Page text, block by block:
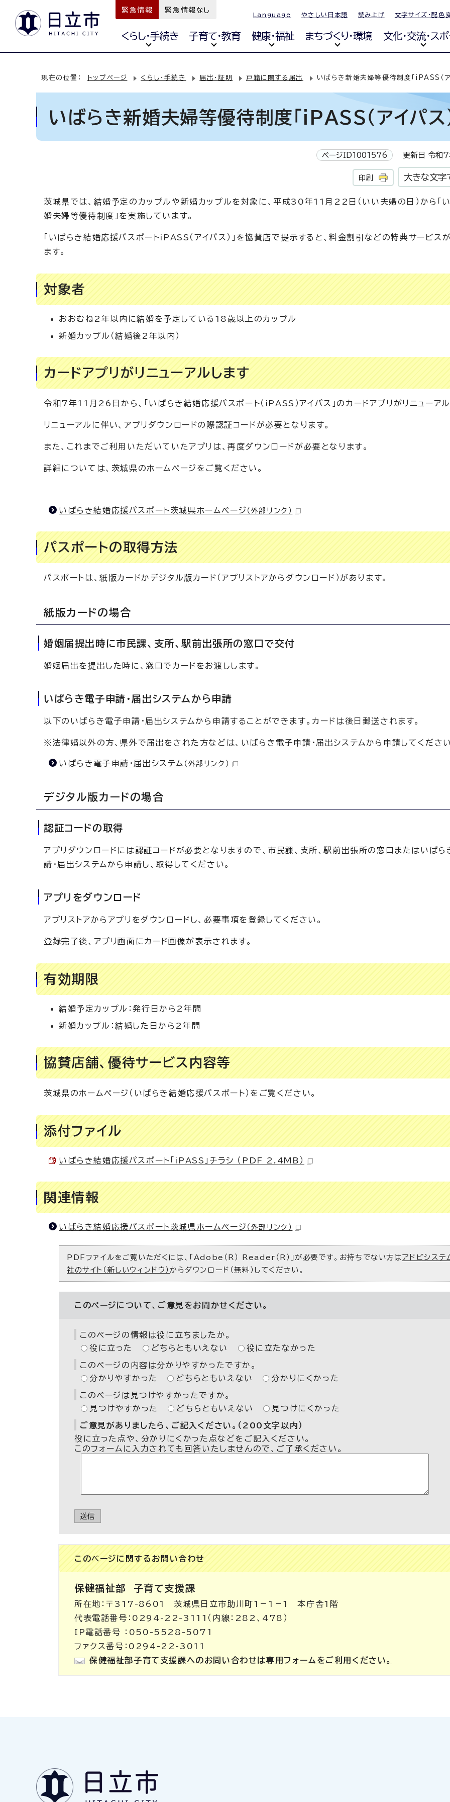
緊急情報 緊急情報なし
Language やさしい日本語 読み上げ 文字サイズ・配色
くらし・手続き 子育て・教育 健康・福祉 まちづくり・環境 文化・交流・ス
現在の位置： トップページ くらし・手続き 届出・証明 戸籍に関する届出 いばらき新婚夫婦等優待制度「iPASS（ア
いばらき新婚夫婦等優待制度「iPASS（アイパス
ページID1001576 更新日 令和7
印刷 大きな文字
茨城県では、結婚予定のカップルや新婚カップルを対象に、平成30年11月22日（いい夫婦の日）から「
婚夫婦等優待制度」を実施しています。
「いばらき結婚応援パスポートiPASS（アイパス）」を協賛店で提示すると、料金割引などの特典サービス
ます。
対象者
おおむね2年以内に結婚を予定している18歳以上のカップル
新婚カップル（結婚後2年以内）
カードアプリがリニューアルします
令和7年11月26日から、「いばらき結婚応援パスポート（iPASS）アイパス」のカードアプリがリニューアル
リニューアルに伴い、アプリダウンロードの際認証コードが必要となります。
また、これまでご利用いただいていたアプリは、再度ダウンロードが必要となります。
詳細については、茨城県のホームぺージをご覧ください。
いばらき結婚応援パスポート茨城県ホームぺージ （外部リンク）
パスポートの取得方法
パスポートは、紙版カードかデジタル版カード（アプリストアからダウンロード）があります。
紙版カードの場合
婚姻届提出時に市民課、支所、駅前出張所の窓口で交付
婚姻届出を提出した時に、窓口でカードをお渡しします。
いばらき電子申請・届出システムから申請
以下のいばらき電子申請・届出システムから申請することができます。カードは後日郵送されます。
※法律婚以外の方、県外で届出をされた方などは、いばらき電子申請・届出システムから申請してくださ
いばらき電子申請・届出システム （外部リンク）
デジタル版カードの場合
認証コードの取得
アプリダウンロードには認証コードが必要となりますので、市民課、支所、駅前出張所の窓口またはいばら
請・届出システムから申請し、取得してください。
アプリをダウンロード
アプリストアからアプリをダウンロードし、必要事項を登録してください。
登録完了後、アプリ画面にカード画像が表示されます。
有効期限
結婚予定カップル：発行日から2年間
新婚カップル：結婚した日から2年間
協賛店舗、優待サービス内容等
茨城県のホームぺージ（いばらき結婚応援パスポート）をご覧ください。
添付ファイル
いばらき結婚応援パスポート「iPASS」チラシ （PDF 2.4MB）
関連情報
いばらき結婚応援パスポート茨城県ホームぺージ （外部リンク）
PDFファイルをご覧いただくには、「Adobe（R） Reader（R）」が必要です。お持ちでない方は アドビシステ
社のサイト（新しいウィンドウ） からダウンロード（無料）してください。
このページについて、ご意見をお聞かせください。
このページの情報は役に立ちましたか。
役に立った
どちらともいえない 役に立たなかった
このページの内容は分かりやすかったですか。
分かりやすかった
どちらともいえない 分かりにくかった
このページは見つけやすかったですか。
見つけやすかった
どちらともいえない 見つけにくかった
ご意見がありましたら、ご記入ください。（200文字以内）
役に立った点や、分かりにくかった点などをご記入ください。
このフォームに入力されても回答いたしませんので、ご了承ください。
送信
このページに関する お問い合わせ
保健福祉部 子育て支援課
所在地：〒317-8601 茨城県日立市助川町1－1－1 本庁舎1階
代表電話番号：0294-22-3111（内線：282、478）
IP電話番号 ：050-5528-5071
ファクス番号：0294-22-3011
保健福祉部子育て支援課へのお問い合わせは専用フォームをご利用ください。